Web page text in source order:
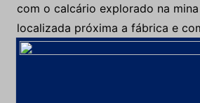
com o calcário explorado na
localizada próxima a fábrica e
estimada em 45 anos. No